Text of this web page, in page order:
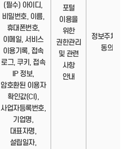
포털
이용을
위한
권한관리
및 관련
사항
안내
정보주체의
동의
(필수) 아이디,
비밀번호, 이름,
휴대폰번호,
이메일, 서비스
이용기록, 접속
로그, 쿠키, 접속
IP 정보,
암호환된 이용자
확인값(CI),
사업자등록번호,
기업명,
대표자명,
설립일자,